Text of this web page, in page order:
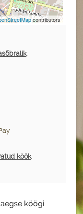
contributors
,
köök,
köögi